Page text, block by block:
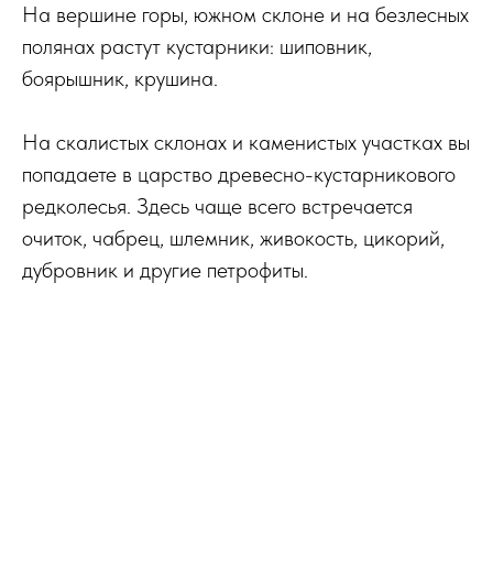
На вершине горы, южном склоне и на безлесных
полянах растут кустарники: шиповник,
боярышник, крушина.
На скалистых склонах и каменистых участках вы
попадаете в царство древесно-кустарникового
редколесья. Здесь чаще всего встречается
очиток, чабрец, шлемник, живокость, цикорий,
дубровник и другие петрофиты.